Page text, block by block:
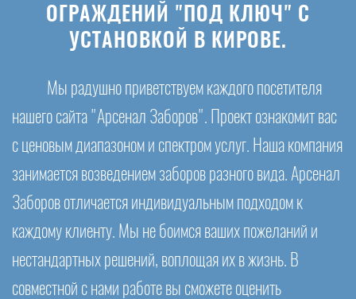
ОГРАЖДЕНИЙ "ПОД КЛЮЧ" С
УСТАНОВКОЙ В КИРОВЕ.
Мы радушно приветствуем каждого посетителя
нашего сайта "Арсенал Заборов". Проект ознакомит вас
с ценовым диапазоном и спектром услуг. Наша компания
занимается возведением заборов разного вида. Арсенал
Заборов отличается индивидуальным подходом к
каждому клиенту. Мы не боимся ваших пожеланий и
нестандартных решений, воплощая их в жизнь. В
совместной с нами работе вы сможете оценить